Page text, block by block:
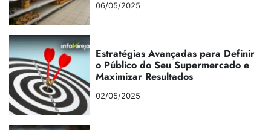
06/05/2025
Estratégias Avançadas para Definir
o Público do Seu Supermercado e
Maximizar Resultados
02/05/2025